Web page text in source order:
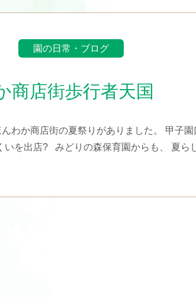
園の日常・ブログ
商店街歩行者天国
わか商店街の夏祭りがありました。 甲子
いを出店? みどりの森保育園からも、 夏ら